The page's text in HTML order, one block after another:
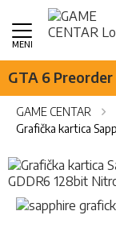
GTA 6 Preorder
GAME CENTAR
Skip
to
the
end
Skip
to